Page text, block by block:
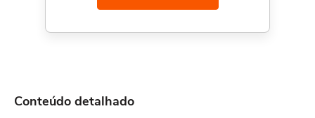
Conteúdo detalhado